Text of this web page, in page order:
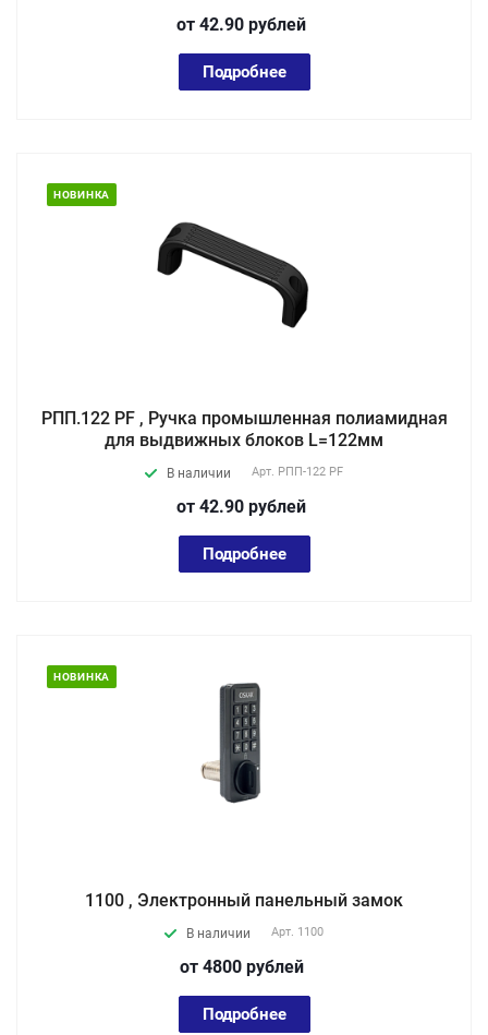
от 42.90 рублей
Подробнее
НОВИНКА
РПП.122 PF , Ручка промышленная полиамидная
для выдвижных блоков L=122мм
В наличии Арт. РПП-122 PF
от 42.90 рублей
Подробнее
НОВИНКА
1100 , Электронный панельный замок
В наличии Арт. 1100
от 4800 рублей
Подробнее